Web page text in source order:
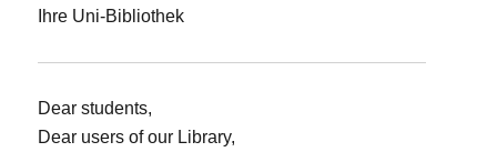
Ihre Uni-Bibliothek
Dear students,
Dear users of our Library,